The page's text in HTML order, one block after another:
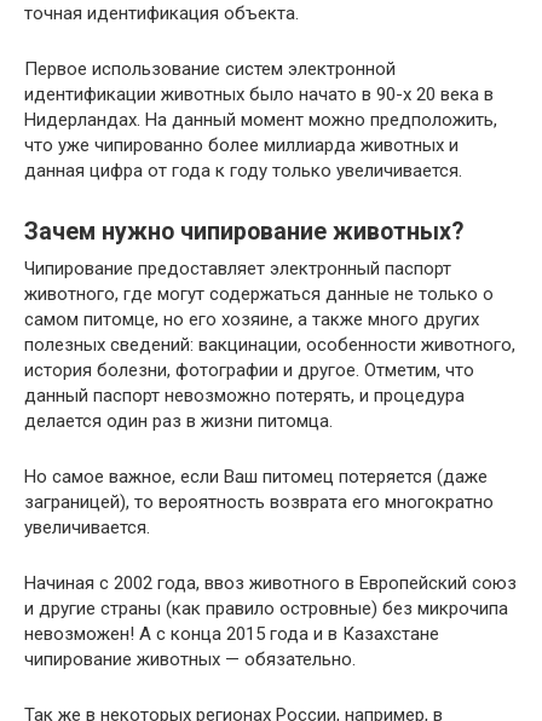
точная идентификация объекта.
Первое использование систем электронной
идентификации животных было начато в 90-х 20 века в
Нидерландах. На данный момент можно предположить,
что уже чипированно более миллиарда животных и
данная цифра от года к году только увеличивается.
Зачем нужно чипирование животных?
Чипирование предоставляет электронный паспорт
животного, где могут содержаться данные не только о
самом питомце, но его хозяине, а также много других
полезных сведений: вакцинации, особенности животного,
история болезни, фотографии и другое. Отметим, что
данный паспорт невозможно потерять, и процедура
делается один раз в жизни питомца.
Но самое важное, если Ваш питомец потеряется (даже
заграницей), то вероятность возврата его многократно
увеличивается.
Начиная с 2002 года, ввоз животного в Европейский союз
и другие страны (как правило островные) без микрочипа
невозможен! А с конца 2015 года и в Казахстане
чипирование животных — обязательно.
Так же в некоторых регионах России, например, в